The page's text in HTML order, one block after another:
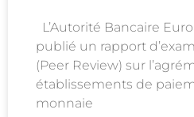
L’Autorité Bancaire
publié un rapport
(Peer Review) sur
établissements de
monnaie